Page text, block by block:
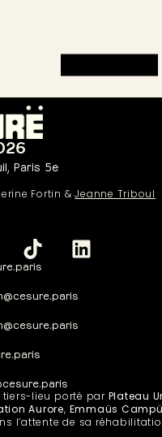
Paris 5e
Fortin &Jeanne Triboul
tiers-lieu porté par Plateau
Aurore, Emmaüs
l’attente de sa réhabilitation